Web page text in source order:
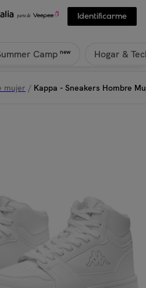
Identificarme
Camp new Hogar &
mujer / Kappa - Sneakers Hombre